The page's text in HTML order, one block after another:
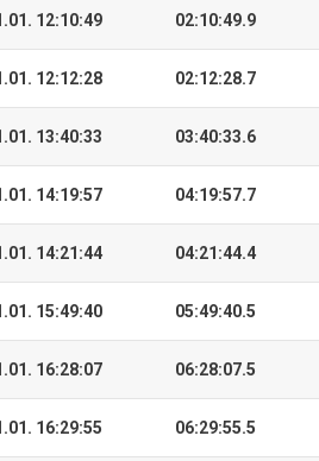
12:10:49 02:10:49.9
12:12:28 02:12:28.7
13:40:33 03:40:33.6
14:19:57 04:19:57.7
14:21:44 04:21:44.4
15:49:40 05:49:40.5
16:28:07 06:28:07.5
16:29:55 06:29:55.5